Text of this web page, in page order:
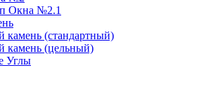
Окна №2.1
камень (стандартный)
камень (цельный)
Углы